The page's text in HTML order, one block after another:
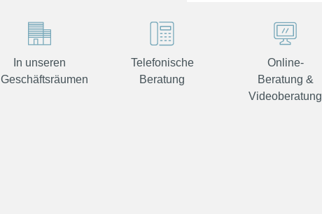
In unseren
Geschäftsräumen
Telefonische
Beratung
Online-
Beratung &
Videoberatung